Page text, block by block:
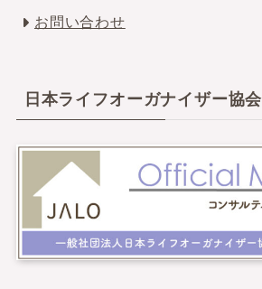
お問い合わせ
日本ライフオーガナイザー協会